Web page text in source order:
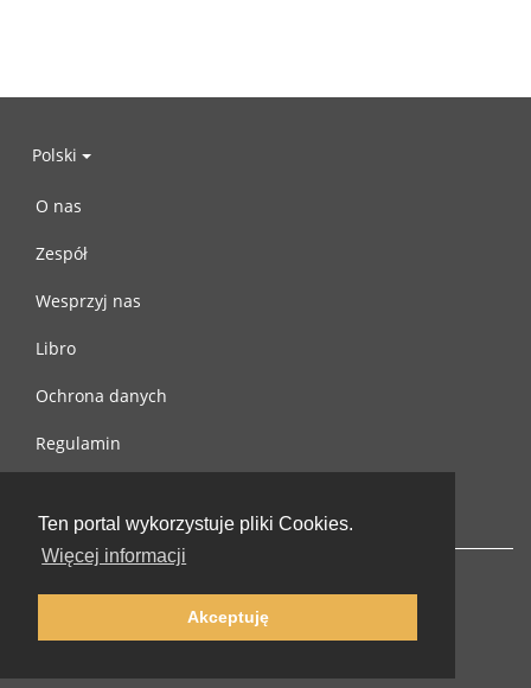
Ten portal wykorzystuje pliki Cookies.
Więcej informacji
Akceptuję
Polski
O nas
Zespół
Wesprzyj nas
Libro
Ochrona danych
Regulamin
© 2002-2026 lernu.net |Impressum